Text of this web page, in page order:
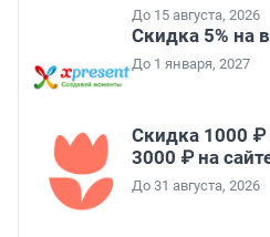
До 15 августа, 2026
Скидка 5% на
До 1 января, 2027
Скидка 1000 ₽
3000 ₽ на
До 31 августа, 2026